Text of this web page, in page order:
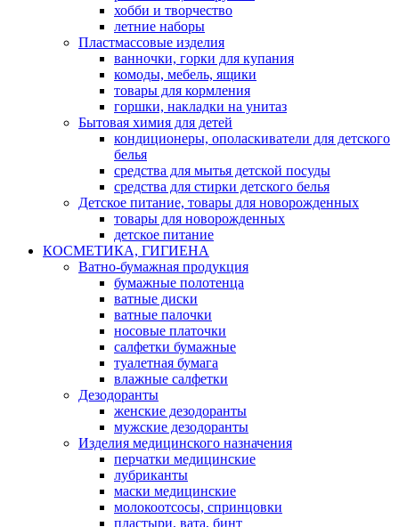
хобби и творчество
летние наборы
Пластмассовые изделия
ванночки, горки для купания
комоды, мебель, ящики
товары для кормления
горшки, накладки на унитаз
Бытовая химия для детей
кондиционеры, ополаскиватели для детского
белья
средства для мытья детской посуды
средства для стирки детского белья
Детское питание, товары для новорожденных
товары для новорожденных
детское питание
КОСМЕТИКА, ГИГИЕНА
Ватно-бумажная продукция
бумажные полотенца
ватные диски
ватные палочки
носовые платочки
салфетки бумажные
туалетная бумага
влажные салфетки
Дезодоранты
женские дезодоранты
мужские дезодоранты
Изделия медицинского назначения
перчатки медицинские
лубриканты
маски медицинские
молокоотсосы, спринцовки
пластыри, вата, бинт